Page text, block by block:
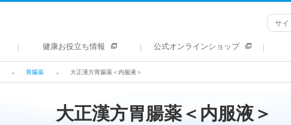
健康お役立ち情報 公式オンラインショップ
胃腸薬 大正漢方胃腸薬＜内服液＞
大正漢方胃腸薬＜内服液＞